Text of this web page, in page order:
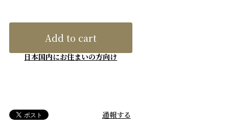
Add to cart
日本国内にお住まいの方向け
通報する